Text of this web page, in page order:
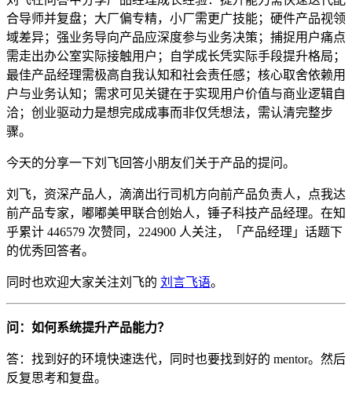
合导师并复盘；大厂偏专精，小厂需更广技能；硬件产品视领
域差异；强业务导向产品应深度参与业务决策；捕捉用户痛点
需走出办公室实际接触用户；自学成长凭实际手段提升格局；
最佳产品经理需极高自我认知和社会责任感；核心取舍依赖用
户与业务认知；需求可见关键在于实现用户价值与商业逻辑自
洽；创业驱动力是想完成成事而非仅凭想法，需认清完整步
骤。
今天的分享一下刘飞回答小朋友们关于产品的提问。
刘飞，资深产品人，滴滴出行司机方向前产品负责人，点我达
前产品专家，嘟嘟美甲联合创始人，锤子科技产品经理。在知
乎累计 446579 次赞同，224900 人关注，「产品经理」话题下
的优秀回答者。
同时也欢迎大家关注刘飞的 刘言飞语。
问：如何系统提升产品能力？
答：找到好的环境快速迭代，同时也要找到好的 mentor。然后
反复思考和复盘。